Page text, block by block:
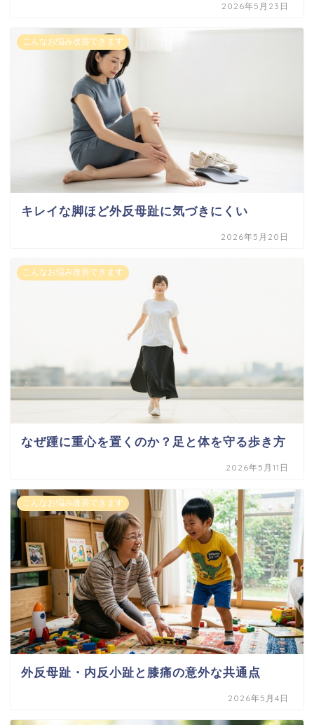
2026年5月23日
こんなお悩み改善できます
キレイな脚ほど外反母趾に気づきにくい
2026年5月20日
こんなお悩み改善できます
なぜ踵に重心を置くのか？足と体を守る歩き方
2026年5月11日
こんなお悩み改善できます
外反母趾・内反小趾と膝痛の意外な共通点
2026年5月4日